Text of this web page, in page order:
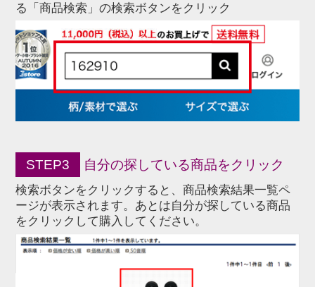
る「商品検索」の検索ボタンをクリック
STEP3 自分の探している商品をクリック
検索ボタンをクリックすると、商品検索結果一覧ペ
ージが表示されます。あとは自分が探している商品
をクリックして購入してください。